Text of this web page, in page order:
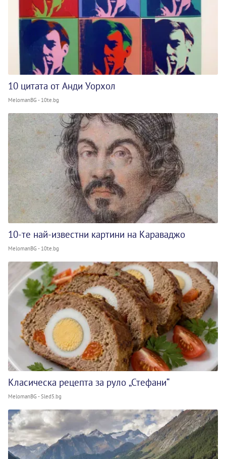
10 цитата от Анди Уорхол
MelomanBG - 10te.bg
10-те най-известни картини на Караваджо
MelomanBG - 10te.bg
Класическа рецепта за руло „Стефани“
MelomanBG - Sled5.bg